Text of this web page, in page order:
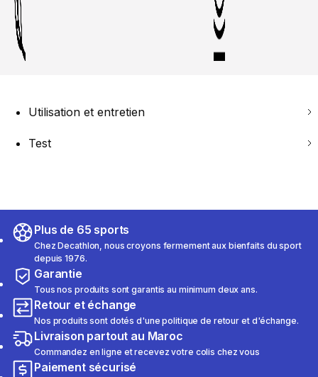
Utilisation et entretien
Test
Plus de 65 sports
Chez Decathlon, nous croyons fermement aux bienfaits du sport
depuis 1976.
Garantie
Tous nos produits sont garantis au minimum deux ans.
Retour et échange
Nos produits sont dotés d'une politique de retour et d'échange.
Livraison partout au Maroc
Commandez en ligne et recevez votre colis chez vous
Paiement sécurisé